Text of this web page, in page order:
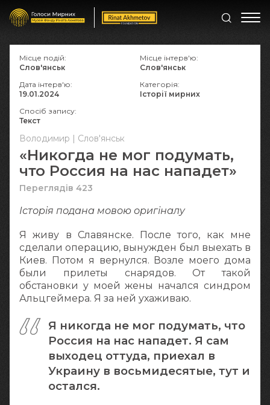
Володимир | Слов'янськ
«Никогда не мог подумать,
что Россия на нас нападет»
Переглядів 423
Історія подана мовою оригіналy
Я живу в Славянске. После того, как мне
сделали операцию, вынужден был выехать в
Киев. Потом я вернулся. Возле моего дома
были прилеты снарядов. От такой
обстановки у моей жены начался синдром
Альцгеймера. Я за ней ухаживаю.
Я никогда не мог подумать, что
Россия на нас нападет. Я сам
выходец оттуда, приехал в
Украину в восьмидесятые, тут и
остался.
Місце подій:
Слов'янськ
Місце інтерв'ю:
Слов'янськ
Дата інтерв'ю:
19.01.2024
Категорія:
Історії мирних
Спосіб запису:
Текст